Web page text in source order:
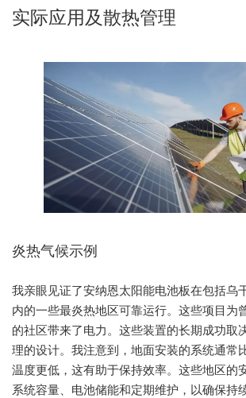
实际应用及散热管理
炎热气候示例
我亲眼见证了安纳恩太阳能电池板在包括乌
内的一些最炎热地区可靠运行。这些项目为
的社区带来了电力。这些装置的长期成功取
理的设计。我注意到，地面安装的系统通常
温度更低，这有助于保持效率。这些地区的
系统容量、电池储能和定期维护，以确保持